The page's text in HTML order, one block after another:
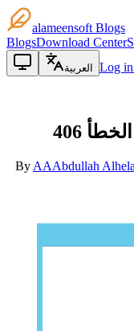
alameensoft Blogs
BlogsDownload Center
العربية Log in
406
By AAAbdullah